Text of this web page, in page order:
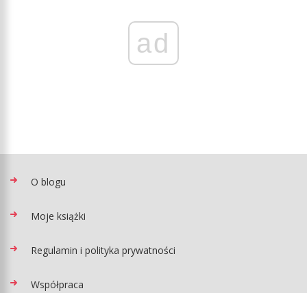
ad
O blogu
Moje książki
Regulamin i polityka prywatności
Współpraca